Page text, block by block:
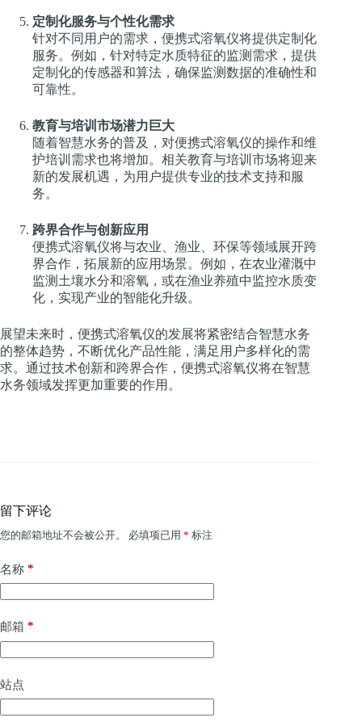
定制化服务与个性化需求
针对不同用户的需求，便携式溶氧仪将提供定制化
服务。例如，针对特定水质特征的监测需求，提供
定制化的传感器和算法，确保监测数据的准确性和
可靠性。
教育与培训市场潜力巨大
随着智慧水务的普及，对便携式溶氧仪的操作和维
护培训需求也将增加。相关教育与培训市场将迎来
新的发展机遇，为用户提供专业的技术支持和服
务。
跨界合作与创新应用
便携式溶氧仪将与农业、渔业、环保等领域展开跨
界合作，拓展新的应用场景。例如，在农业灌溉中
监测土壤水分和溶氧，或在渔业养殖中监控水质变
化，实现产业的智能化升级。
展望未来时，便携式溶氧仪的发展将紧密结合智慧水务
的整体趋势，不断优化产品性能，满足用户多样化的需
求。通过技术创新和跨界合作，便携式溶氧仪将在智慧
水务领域发挥更加重要的作用。
留下评论
您的邮箱地址不会被公开。 必填项已用 * 标注
名称 *
邮箱 *
站点